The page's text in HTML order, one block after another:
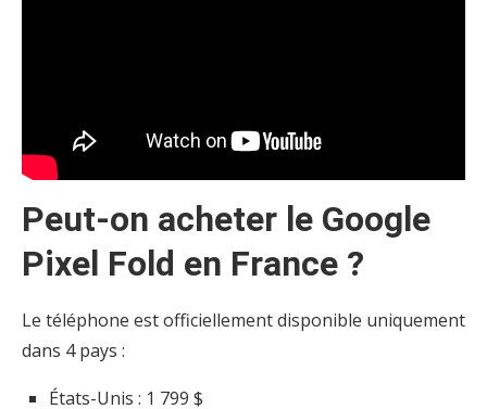
Peut-on acheter le Google
Pixel Fold en France ?
Le téléphone est officiellement disponible uniquement
dans 4 pays :
États-Unis : 1 799 $